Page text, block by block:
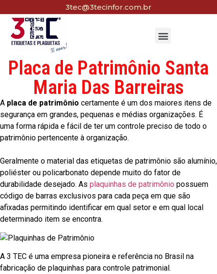
3tec@3tecinfor.com.br
Placa de Patrimônio Santa
Maria Das Barreiras
A placa de patrimônio certamente é um dos maiores itens de
segurança em grandes, pequenas e médias organizações. É
uma forma rápida e fácil de ter um controle preciso de todo o
patrimônio pertencente à organização.
Geralmente o material das etiquetas de patrimônio são alumínio,
poliéster ou policarbonato depende muito do fator de
durabilidade desejado. As plaquinhas de patrimônio possuem
código de barras exclusivos para cada peça em que são
afixadas permitindo identificar em qual setor e em qual local
determinado item se encontra.
A 3 TEC é uma empresa pioneira e referência no Brasil na
fabricação de plaquinhas para controle patrimonial.